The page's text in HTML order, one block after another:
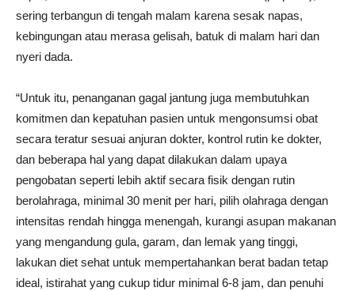
sering terbangun di tengah malam karena sesak napas,
kebingungan atau merasa gelisah, batuk di malam hari dan
nyeri dada.
“Untuk itu, penanganan gagal jantung juga membutuhkan
komitmen dan kepatuhan pasien untuk mengonsumsi obat
secara teratur sesuai anjuran dokter, kontrol rutin ke dokter,
dan beberapa hal yang dapat dilakukan dalam upaya
pengobatan seperti lebih aktif secara fisik dengan rutin
berolahraga, minimal 30 menit per hari, pilih olahraga dengan
intensitas rendah hingga menengah, kurangi asupan makanan
yang mengandung gula, garam, dan lemak yang tinggi,
lakukan diet sehat untuk mempertahankan berat badan tetap
ideal, istirahat yang cukup tidur minimal 6-8 jam, dan penuhi